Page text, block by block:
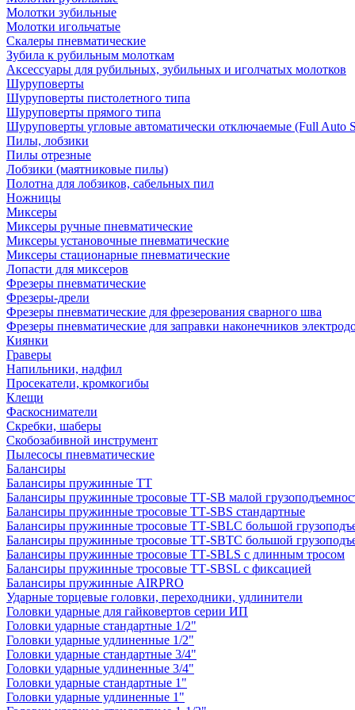
Молотки зубильные
Молотки игольчатые
Скалеры пневматические
Зубила к рубильным молоткам
Аксессуары для рубильных, зубильных и иголчатых молотков
Шуруповерты
Шуруповерты пистолетного типа
Шуруповерты прямого типа
Шуруповерты угловые автоматически отключаемые (Full Auto
Пилы, лобзики
Пилы отрезные
Лобзики (маятниковые пилы)
Полотна для лобзиков, сабельных пил
Ножницы
Миксеры
Миксеры ручные пневматические
Миксеры установочные пневматические
Миксеры стационарные пневматические
Лопасти для миксеров
Фрезеры пневматические
Фрезеры-дрели
Фрезеры пневматические для фрезерования сварного шва
Фрезеры пневматические для заправки наконечников
Киянки
Граверы
Напильники, надфил
Просекатели, кромкогибы
Клещи
Фаскосниматели
Скребки, шаберы
Скобозабивной инструмент
Пылесосы пневматические
Балансиры
Балансиры пружинные TT
Балансиры пружинные тросовые ТТ-SB малой
Балансиры пружинные тросовые ТТ-SBS стандартные
Балансиры пружинные тросовые ТТ-SBLC большой
Балансиры пружинные тросовые ТТ-SBTC большой
Балансиры пружинные тросовые ТТ-SBLS с длинным тросом
Балансиры пружинные тросовые ТТ-SBSL с фиксацией
Балансиры пружинные AIRPRO
Ударные торцевые головки, переходники, удлинители
Головки ударные для гайковертов серии ИП
Головки ударные стандартные 1/2"
Головки ударные удлиненные 1/2"
Головки ударные стандартные 3/4"
Головки ударные удлиненные 3/4"
Головки ударные стандартные 1"
Головки ударные удлиненные 1"